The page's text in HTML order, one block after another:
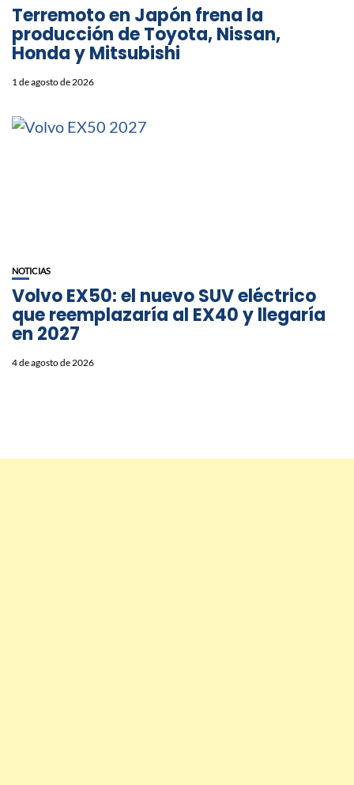
Terremoto en Japón frena la
producción de Toyota, Nissan,
Honda y Mitsubishi
1 de agosto de 2026
NOTICIAS
Volvo EX50: el nuevo SUV eléctrico
que reemplazaría al EX40 y llegaría
en 2027
4 de agosto de 2026